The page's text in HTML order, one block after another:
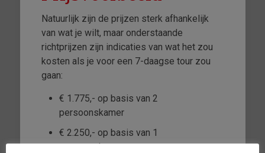
Natuurlijk zijn de prijzen sterk afhankelijk
van wat je wilt, maar onderstaande
richtprijzen zijn indicaties van wat het zou
kosten als je voor een 7-daagse tour zou
gaan:
€ 1.775,- op basis van 2
persoonskamer
€ 2.250,- op basis van 1
persoonskamer